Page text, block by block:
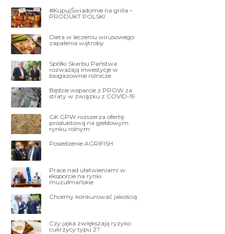
#KupujŚwiadomie na grilla –
PRODUKT POLSKI
Dieta w leczeniu wirusowego
zapalenia wątroby
Spółki Skarbu Państwa
rozważają inwestycje w
biogazownie rolnicze
Będzie wsparcie z PROW za
straty w związku z COVID-19
GK GPW rozszerza ofertę
produktową na giełdowym
rynku rolnym
Posiedzenie AGRIFISH
Prace nad ułatwieniami w
eksporcie na rynki
muzułmańskie
Chcemy konkurować jakością
Czy jajka zwiększają ryzyko
cukrzycy typu 2?